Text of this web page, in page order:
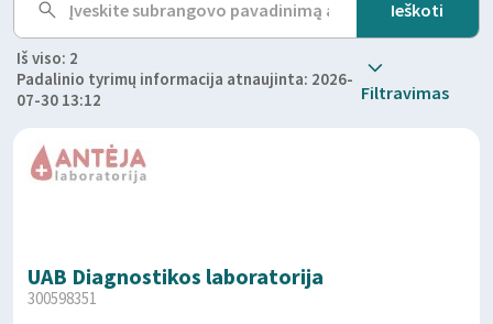
Iš viso: 2
Padalinio tyrimų informacija atnaujinta: 2026-
07-30 13:12
Filtravimas
UAB Diagnostikos laboratorija
300598351